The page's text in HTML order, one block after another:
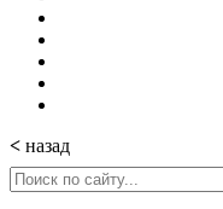
< назад